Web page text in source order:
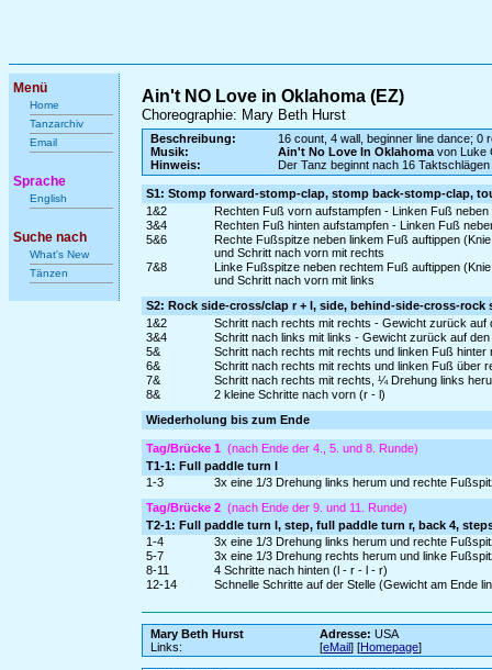
Menü
Home
Tanzarchiv
Email
Sprache
English
Suche nach
What's New
Tänzen
Ain't NO Love in Oklahoma (EZ)
Choreographie: Mary Beth Hurst
Beschreibung:
16 count, 4 wall, beginner line dance; 0
Musik:
Ain't No Love In Oklahomavon Luke
Hinweis:
Der Tanz beginnt nach 16 Taktschlägen
S1: Stomp forward-stomp-clap, stomp back-stomp-clap,
1&2
Rechten Fuß vorn aufstampfen - Linken Fuß
3&4
Rechten Fuß hinten aufstampfen - Linken Fuß
5&6
Rechte Fußspitze neben linkem Fuß auftippen
und Schritt nach vorn mit rechts
7&8
Linke Fußspitze neben rechtem Fuß auftippen
und Schritt nach vorn mit links
S2: Rock side-cross/clap r + l, side, behind-side-cross-
1&2
Schritt nach rechts mit rechts - Gewicht zurück
3&4
Schritt nach links mit links - Gewicht zurück auf
5&
Schritt nach rechts mit rechts und linken Fuß hinter
6&
Schritt nach rechts mit rechts und linken Fuß über
7&
Schritt nach rechts mit rechts, ¼ Drehung links
8&
2 kleine Schritte nach vorn (r - l)
Wiederholung bis zum Ende
Tag/Brücke 1 (nach Ende der 4., 5. und 8. Runde)
T1-1: Full paddle turn l
1-3
3x eine 1/3 Drehung links herum und rechte
Tag/Brücke 2 (nach Ende der 9. und 11. Runde)
T2-1: Full paddle turn l, step, full paddle turn r, back 4,
1-4
3x eine 1/3 Drehung links herum und rechte
5-7
3x eine 1/3 Drehung rechts herum und linke
8-11
4 Schritte nach hinten (l - r - l - r)
12-14
Schnelle Schritte auf der Stelle (Gewicht am Ende
Mary Beth Hurst Adresse: USA
Links:
[eMail] [Homepage]